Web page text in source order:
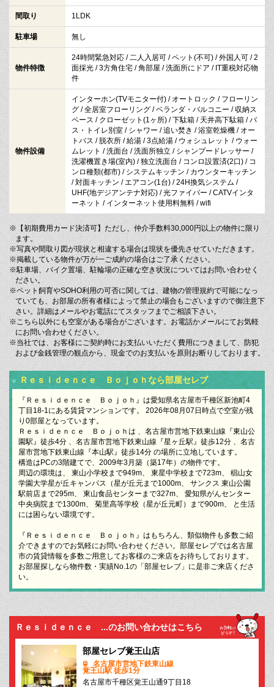
間取り 1LDK
駐車場 無し
物件特徴
24時間緊急対応 / 二人入居可 / ペット(不可) / 外国人可 / 2
面採光 / 3方角住宅 / 角部屋 / 洗面所にドア / IT重税対応物
件
物件設備
インターホン(TVモニター付) / オートロック / フローリン
グ / 全居室フローリング / ベランダ・バルコニー / 収納ス
ペース / クローゼット(1ヶ所) / 下駄箱 / 天井高下駄箱 / バ
ス・トイレ別室 / シャワー / 追い焚き / 浴室乾燥機 / オー
トバス / 脱衣所 / 給湯 / 3点給湯 / ウォシュレット / ウォー
ムレット / 洗面台 / 洗面所独立 / シャンプードレッサー /
洗濯機置き場(室内) / 独立洗面台 / コンロ設置済(2口) / コ
ンロ種類(都市) / システムキッチン / カウンターキッチン
/ 対面キッチン / エアコン(1台) / 24H換気システム /
UHF(地デジアンテナ対応) / 光ファイバー / CATVインタ
ーネット / インターネット使用料無料 / wifi
※【初期費用カード決済可】ただし、仲介手数料30,000円以上の物件に限り
ます。
※写真や間取り図が現状と相違する場合は現状を優先させていただきます。
※掲載している物件が万が一ご成約の場合はご了承ください。
※駐車場、バイク置場、駐輪場の正確な空き状況についてはお問い合わせく
ださい。
※ペット飼育やSOHO利用の可否に関しては、建物の管理規約で可能になっ
ていても、お部屋の所有者様によって禁止の場合もございますので御注意下
さい。詳細はメールやお電話にてスタッフまでご相談下さい。
※こちら以外にも空室がある場合がございます。お電話かメールにてお気軽
にお問い合わせください。
※当社では、お客様にご契約時にお支払いいただく費用につきまして、防犯
および金銭管理の観点から、現金でのお支払いを原則お断りしております。
Ｒｅｓｉｄｅｎｃｅ Ｂｏｊｏｈなら部屋セレブ
『Ｒｅｓｉｄｅｎｃｅ Ｂｏｊｏｈ』は愛知県名古屋市千種区新池町4
丁目18-1にある賃貸マンションです。 2026年08月07日時点で空室が残
り0部屋となっています。
Ｒｅｓｉｄｅｎｃｅ Ｂｏｊｏｈは 、名古屋市営地下鉄東山線『東山公
園駅』徒歩4分 、名古屋市営地下鉄東山線『星ヶ丘駅』徒歩12分 、名古
屋市営地下鉄東山線『本山駅』徒歩14分 の場所に立地しています。
構造はPCの3階建てで、2009年3月築（築17年）の物件です。
周辺の環境は、 東山小学校まで949m、 東星中学校まで723m、 椙山女
学園大学星が丘キャンパス（星が丘元まで1000m、 サンクス 東山公園
駅前店まで295m、 東山食品センターまで327m、 愛知県がんセンター
中央病院まで1300m、 菊里高等学校（星が丘元町）まで900m、 と生活
には困らない環境です。
『Ｒｅｓｉｄｅｎｃｅ Ｂｏｊｏｈ』はもちろん、類似物件も多数ご紹
介できますのでお気軽にお問い合わせください。部屋セレブでは名古屋
市の賃貸情報を多数ご用意してお客様のご来店をお待ちしております。
お部屋探しなら物件数・実績No.1の「部屋セレブ」に是非ご来店くださ
い。
Ｒｅｓｉｄｅｎｃｅ ...のお問い合わせはこちら
部屋セレブ覚王山店
名古屋市営地下鉄東山線
覚王山駅 徒歩1分
名古屋市千種区覚王山通9丁目18